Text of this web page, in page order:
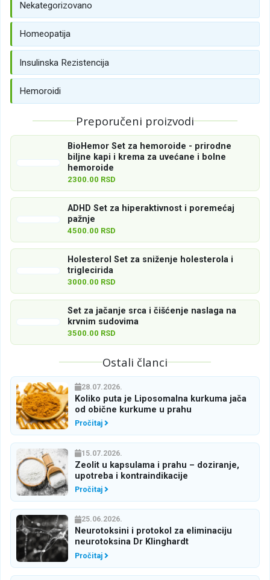
Nekategorizovano
Homeopatija
Insulinska Rezistencija
Hemoroidi
Preporučeni proizvodi
BioHemor Set za hemoroide - prirodne
biljne kapi i krema za uvećane i bolne
hemoroide
2300.00 RSD
ADHD Set za hiperaktivnost i poremećaj
pažnje
4500.00 RSD
Holesterol Set za sniženje holesterola i
triglecirida
3000.00 RSD
Set za jačanje srca i čišćenje naslaga na
krvnim sudovima
3500.00 RSD
Ostali članci
28.07.2026.
Koliko puta je Liposomalna kurkuma jača
od obične kurkume u prahu
Pročitaj
15.07.2026.
Zeolit u kapsulama i prahu – doziranje,
upotreba i kontraindikacije
Pročitaj
25.06.2026.
Neurotoksini i protokol za eliminaciju
neurotoksina Dr Klinghardt
Pročitaj